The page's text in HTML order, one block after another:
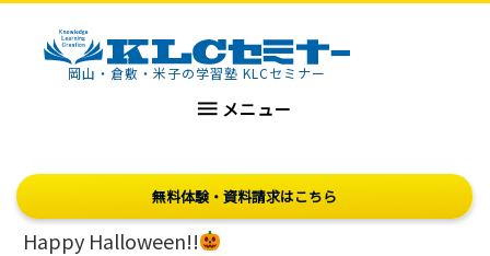
KLCセミナー岡山・倉敷・米子の学習塾 KLCセミナー
 メニュー
無料体験・資料請求はこちら
Happy Halloween!!